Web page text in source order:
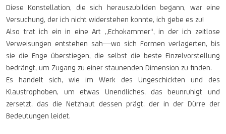
Diese Konstellation, die sich herauszubilden begann, war eine
Versuchung, der ich nicht widerstehen konnte, ich gebe es zu!
Also trat ich ein in eine Art „Echokammer“, in der ich zeitlose
Verweisungen entstehen sah—wo sich Formen verlagerten, bis
sie die Enge überstiegen, die selbst die beste Einzelvorstellung
bedrängt, um Zugang zu einer staunenden Dimension zu finden.
Es handelt sich, wie im Werk des Ungeschickten und des
Klaustrophoben, um etwas Unendliches, das beunruhigt und
zersetzt, das die Netzhaut dessen prägt, der in der Dürre der
Bedeutungen leidet.